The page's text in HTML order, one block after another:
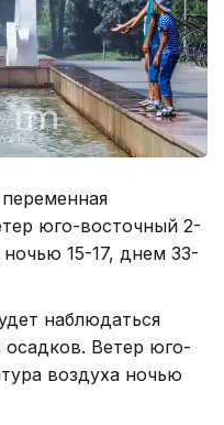
юго-восточный 2-
15-17, днем 33-
наблюдаться
осадков. Ветер юго-
воздуха ночью